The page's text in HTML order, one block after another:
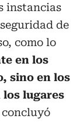
instancias
de
como lo
en los
sino en los
lugares
concluyó